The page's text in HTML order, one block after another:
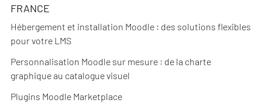
FRANCE
Hébergement et installation Moodle : des solutions flexibles
pour votre LMS
Personnalisation Moodle sur mesure : de la charte
graphique au catalogue visuel
Plugins Moodle Marketplace